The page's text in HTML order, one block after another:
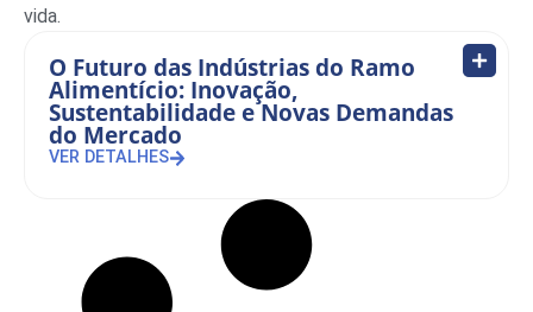
vida.
O Futuro das Indústrias do Ramo
Alimentício: Inovação,
Sustentabilidade e Novas Demandas
do Mercado
VER DETALHES